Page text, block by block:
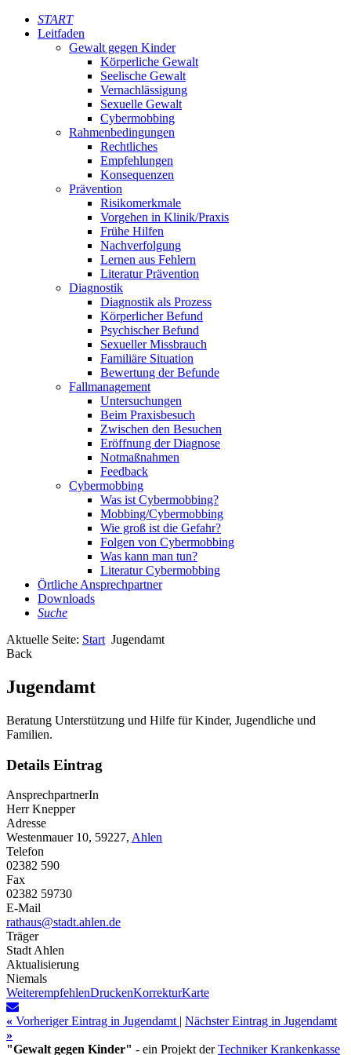
START
Leitfaden
Gewalt gegen Kinder
Körperliche Gewalt
Seelische Gewalt
Vernachlässigung
Sexuelle Gewalt
Cybermobbing
Rahmenbedingungen
Rechtliches
Empfehlungen
Konsequenzen
Prävention
Risikomerkmale
Vorgehen in Klinik/Praxis
Frühe Hilfen
Nachverfolgung
Lernen aus Fehlern
Literatur Prävention
Diagnostik
Diagnostik als Prozess
Körperlicher Befund
Psychischer Befund
Sexueller Missbrauch
Familiäre Situation
Bewertung der Befunde
Fallmanagement
Untersuchungen
Beim Praxisbesuch
Zwischen den Besuchen
Eröffnung der Diagnose
Notmaßnahmen
Feedback
Cybermobbing
Was ist Cybermobbing?
Mobbing/Cybermobbing
Wie groß ist die Gefahr?
Folgen von Cybermobbing
Was kann man tun?
Literatur Cybermobbing
Örtliche Ansprechpartner
Downloads
Suche
Aktuelle Seite: Start Jugendamt
Back
Jugendamt
Beratung Unterstützung und Hilfe für Kinder, Jugendliche und
Familien.
Details Eintrag
AnsprechpartnerIn
Herr Knepper
Adresse
Westenmauer 10, 59227, Ahlen
Telefon
02382 590
Fax
02382 59730
E-Mail
rathaus@stadt.ahlen.de
Träger
Stadt Ahlen
Aktualisierung
Niemals
WeiterempfehlenDruckenKorrekturKarte
« Vorheriger Eintrag in Jugendamt | Nächster Eintrag in Jugendamt
»
"Gewalt gegen Kinder" - ein Projekt derTechniker Krankenkasse